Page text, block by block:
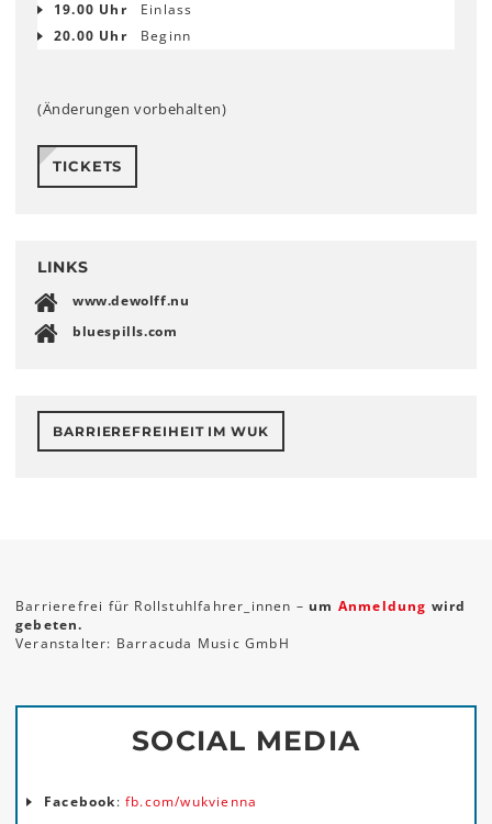
19.00 Uhr
Einlass
20.00 Uhr
Beginn
(Änderungen vorbehalten)
TICKETS
LINKS
www.dewolff.nu
bluespills.com
BARRIEREFREIHEIT IM WUK
Barrierefrei für Rollstuhlfahrer_innen – um Anmeldung wird
gebeten.
Veranstalter: Barracuda Music GmbH
SOCIAL MEDIA
Facebook:fb.com/wukvienna